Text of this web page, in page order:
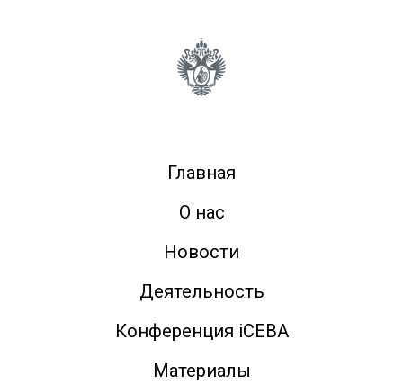
Главная
О нас
Новости
Деятельность
Конференция iCEBA
Материалы